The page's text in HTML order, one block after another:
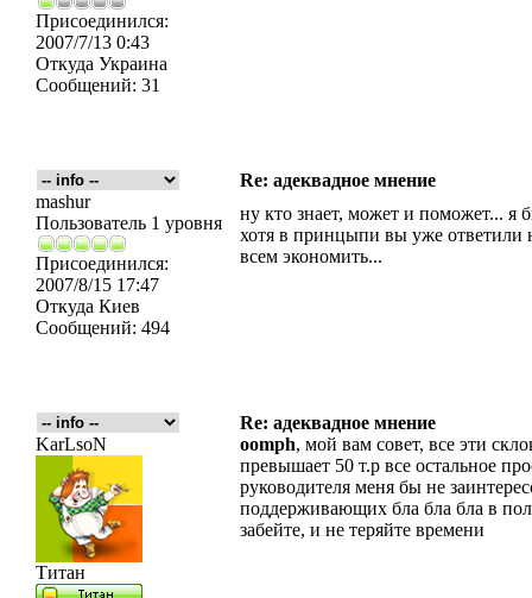
Присоединился:
2007/7/13 0:43
Откуда Украина
Сообщений: 31
Re: адеквадное мнение
mashur
Пользователь 1 уровня
Присоединился:
2007/8/15 17:47
Откуда Киев
Сообщений: 494
ну кто знает, может и поможет... я
хотя в принцыпи вы уже ответили
всем экономить...
Re: адеквадное мнение
KarLsoN
Титан
oomph, мой вам совет, все эти
превышает 50 т.р все остальное
руководителя меня бы не
поддерживающих бла бла бла в
забейте, и не теряйте времени